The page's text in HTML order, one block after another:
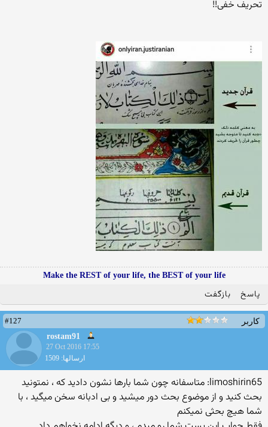
تحریف خفی!!
Make the REST of your life, the BEST of your life
پاسخ بازگفت
کاربر
#127
rostam91
27 Oct 2016 17:55
ارسالها: 1509
limoshirin65: متاسفانه چون شما بارها نشون دادید که ، نمتونید
بحث کنید و از موضوع بحث دور میشید و بی ادبانه سخن میگید ، با
شما هیچ بحثی نمیکنم